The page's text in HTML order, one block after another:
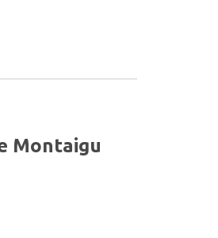
Montaigu